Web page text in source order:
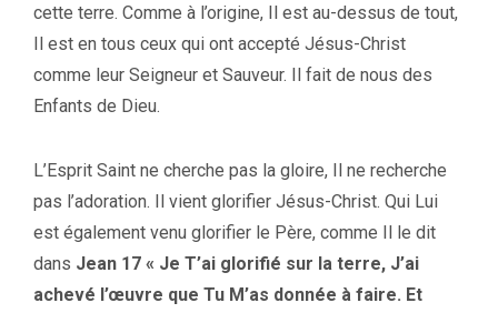
cette terre. Comme à l’origine, Il est au-dessus de tout,
Il est en tous ceux qui ont accepté Jésus-Christ
comme leur Seigneur et Sauveur. Il fait de nous des
Enfants de Dieu.
L’Esprit Saint ne cherche pas la gloire, Il ne recherche
pas l’adoration. Il vient glorifier Jésus-Christ. Qui Lui
est également venu glorifier le Père, comme Il le dit
dans Jean 17 « Je T’ai glorifié sur la terre, J’ai
achevé l’œuvre que Tu M’as donnée à faire. Et